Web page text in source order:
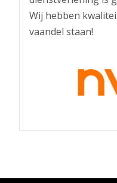
Wij hebben
vaandel staan!